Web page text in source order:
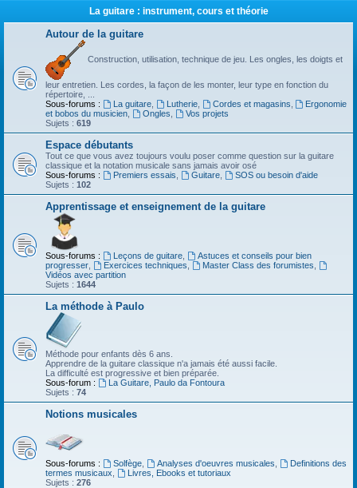
La guitare : instrument, cours et théorie
Autour de la guitare
Construction, utilisation, technique de jeu. Les ongles, les doigts et
leur entretien. Les cordes, la façon de les monter, leur type en fonction du
répertoire, ...
Sous-forums :
La guitare, Lutherie, Cordes et magasins
Ergonomie
et bobos du musicien
Ongles
Vos projets
Sujets : 619
Espace débutants
Tout ce que vous avez toujours voulu poser comme question sur la guitare
classique et la notation musicale sans jamais avoir osé
Sous-forums :
Premiers essais Guitare,
SOS ou besoin d'aide
Sujets : 102
Apprentissage et enseignement de la guitare
Sous-forums : Leçons de guitare,
Astuces et conseils pour bien
progresser
Exercices techniques Master Class des forumistes
Vidéos avec partition
Sujets : 1644
La méthode à Paulo
Méthode pour enfants dès 6 ans.
Apprendre de la guitare classique n'a jamais été aussi facile.
La difficulté est progressive et bien préparée.
Sous-forum :
La Guitare, Paulo da Fontoura
Sujets : 74
Notions musicales
Sous-forums : Solfège, Analyses d'oeuvres musicales
Definitions des
termes musicaux
Livres, Ebooks et tutoriaux
Sujets : 276